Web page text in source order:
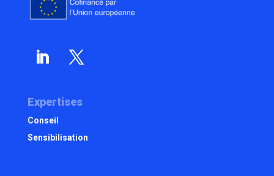
Expertises
Conseil
Sensibilisation